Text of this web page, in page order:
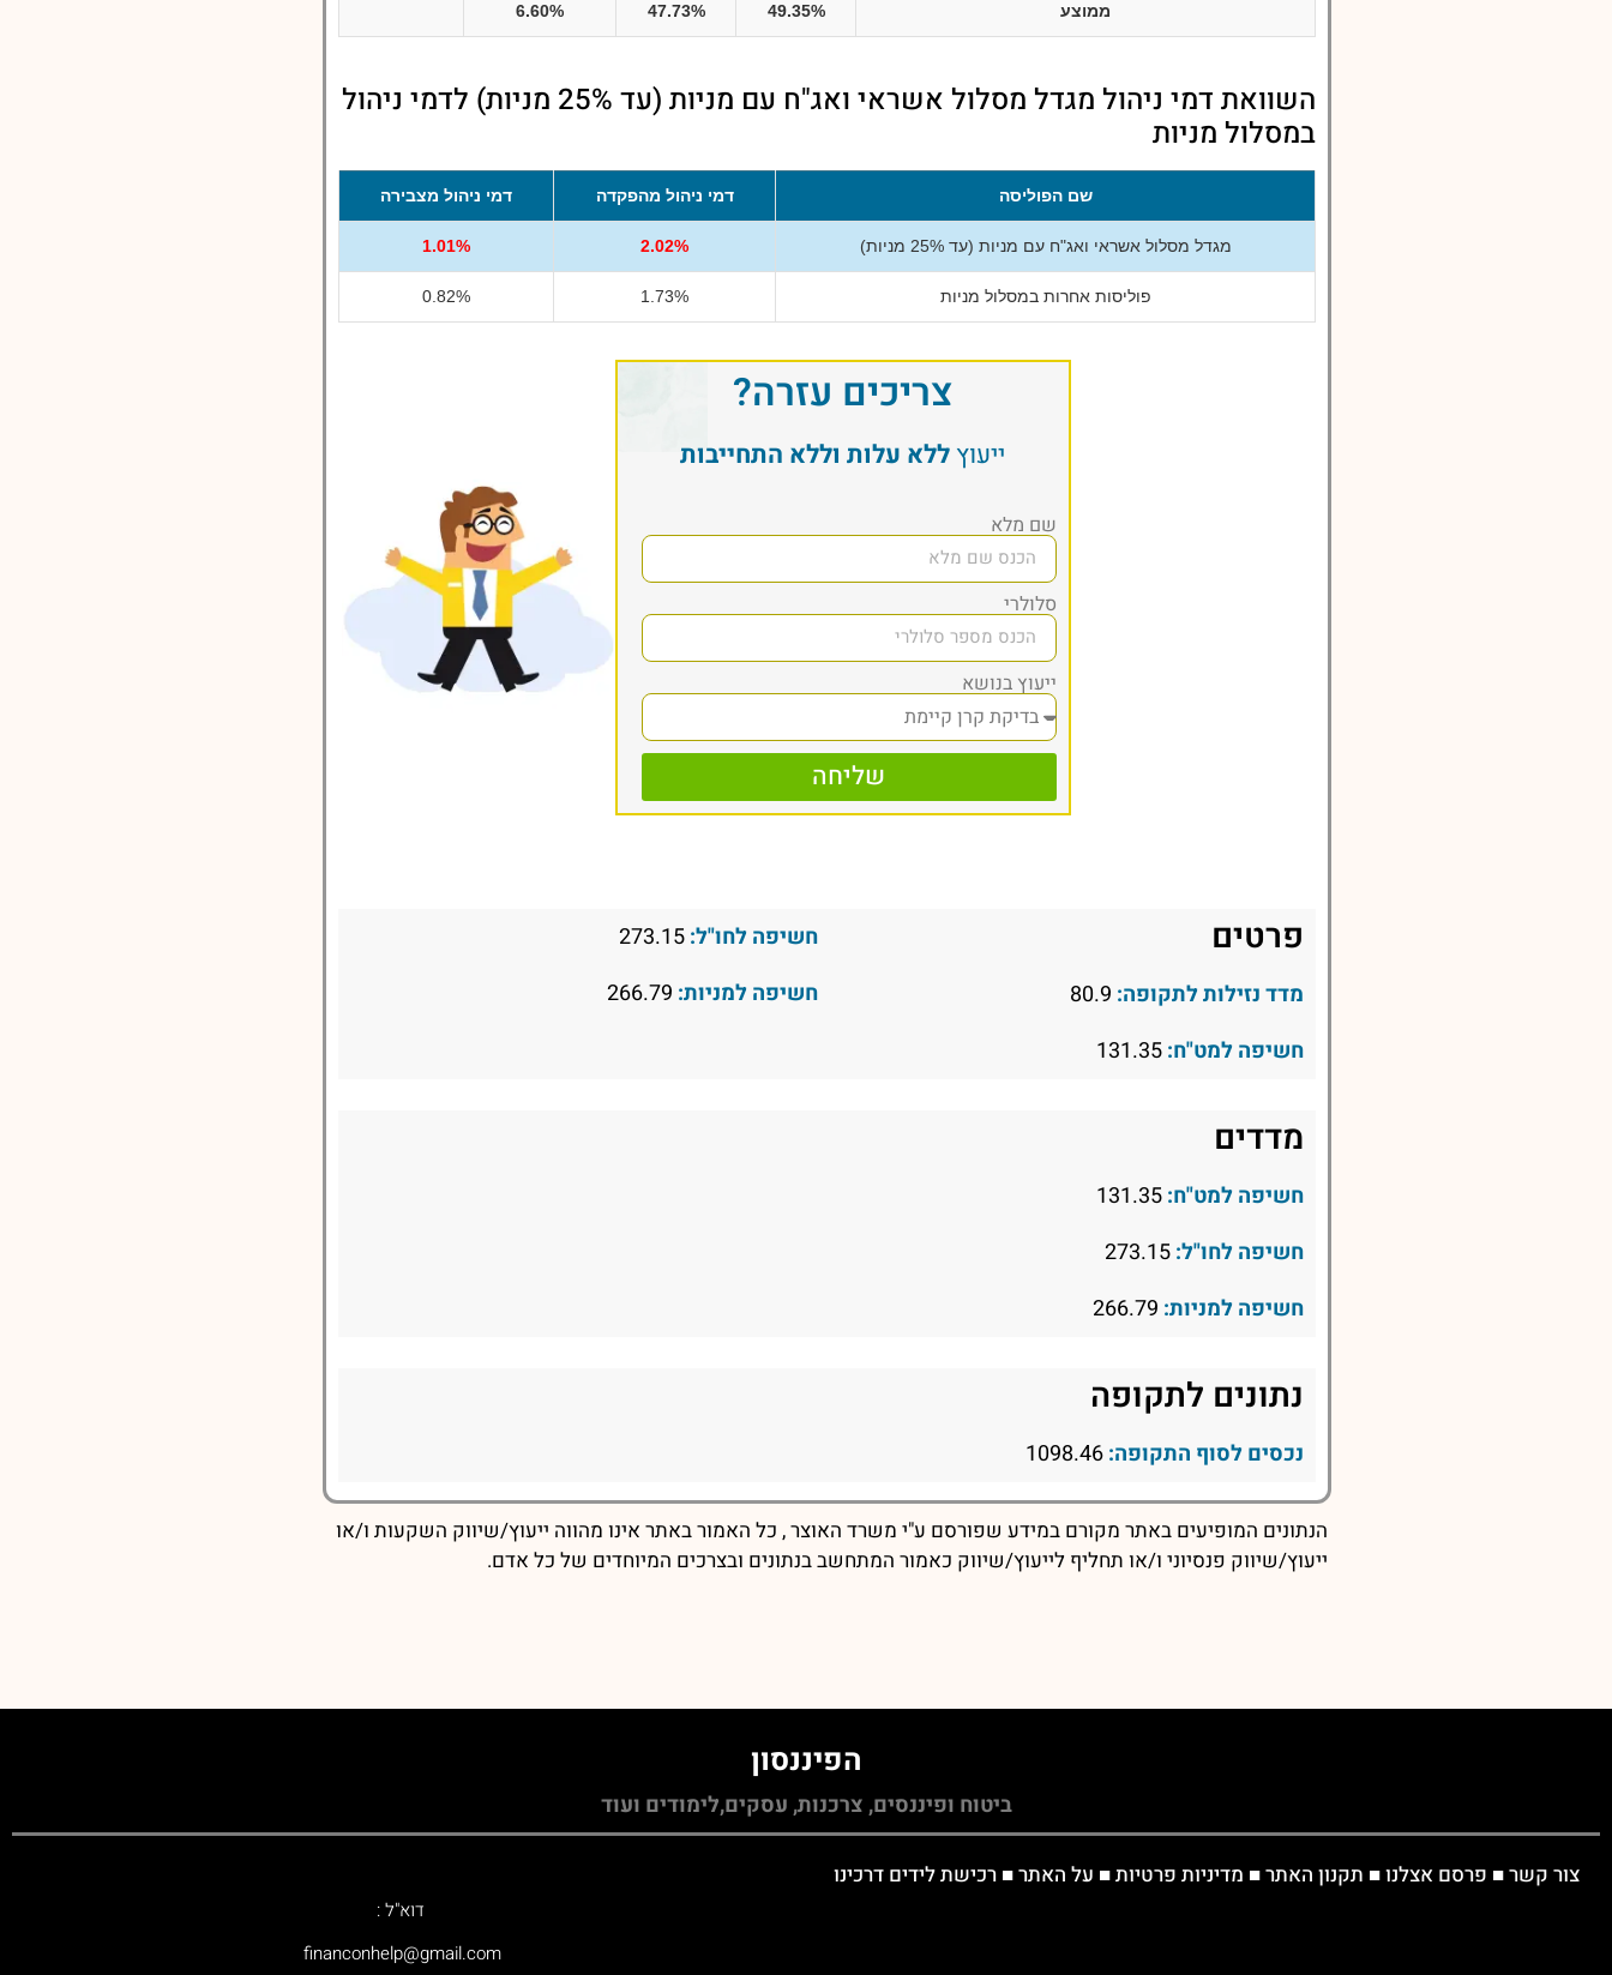
ממוצע 49.35%
47.73%
6.60%
השוואת דמי ניהול מגדל מסלול אשראי ואג"ח עם מניות (עד 25% מניות) לדמי ניהול
במסלול מניות
שם הפוליסה דמי ניהול מהפקדה דמי ניהול מצבירה
מגדל מסלול אשראי ואג"ח עם מניות (עד 25% מניות) 2.02%
1.01%
פוליסות אחרות במסלול מניות 1.73%
0.82%
צריכים עזרה?
ייעוץללא עלות וללא התחייבות
שם מלא
סלולרי
ייעוץ בנושא
שליחה
פרטים
מדד נזילות לתקופה:
חשיפה למט"ח:
חשיפה לחו"ל:273.15
חשיפה למניות:
מדדים
חשיפה למט"ח:
חשיפה לחו"ל:
חשיפה למניות:
נתונים לתקופה
נכסים לסוף התקופה:
הנתונים המופיעים באתר מקורם במידע שפורסם ע"י משרד האוצר , כל האמור באתר אינו מהווה ייעוץ/שיווק השקעות ו/או
ייעוץ/שיווק פנסיוני ו/או תחליף לייעוץ/שיווק כאמור המתחשב בנתונים ובצרכים המיוחדים של כל אדם.
הפיננסון
ביטוח ופיננסים, צרכנות, עסקים,לימודים ועוד
צור קשר■ פרסם אצלנו■ תקנון האתר■ מדיניות פרטיות■ על האתר■רכישת לידים דרכינו
דוא"ל :
‫financonhelp@gmail.com‬